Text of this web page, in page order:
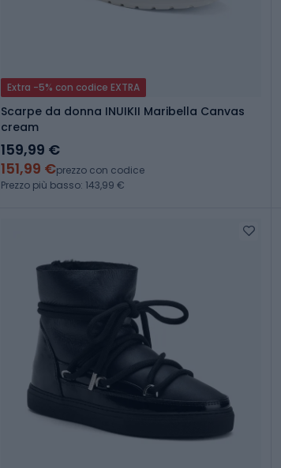
Extra -5% con codice EXTRA
Scarpe da donna INUIKII Maribella Canvas
cream
159,99 €
151,99 €prezzo con codice
Prezzo più basso: 143,99 €